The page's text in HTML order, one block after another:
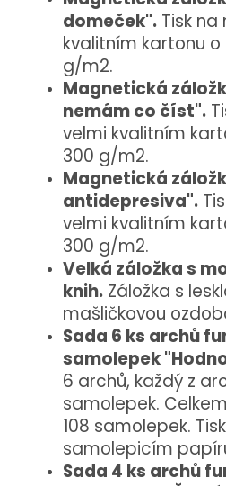
domeček". Tisk
kvalitním kartonu
g/m2.
Magnetická
nemám co číst".
velmi kvalitním
300 g/m2.
Magnetická
antidepresiva".
velmi kvalitním
300 g/m2.
Velká záložka s
knih. Záložka s
mašličkovou
Sada 6 ks archů
samolepek
6 archů, každý z
samolepek.
108 samolepek.
samolepicím
Sada 4 ks archů